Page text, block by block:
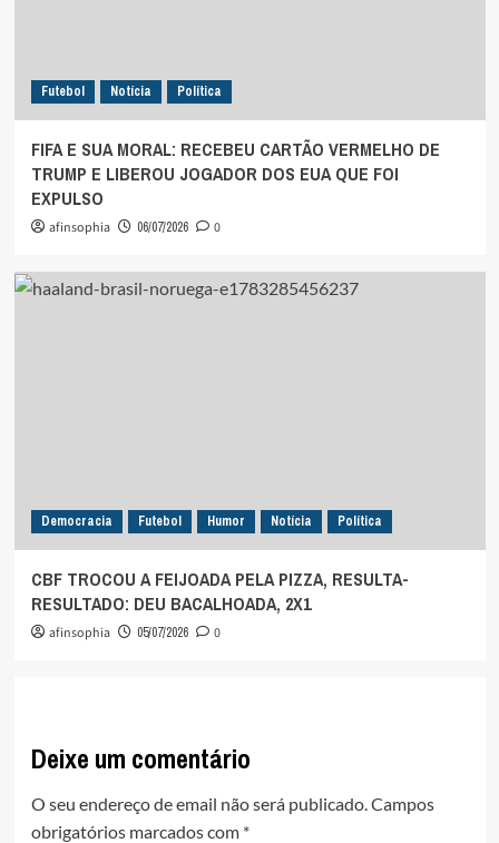
Futebol Notícia Política
FIFA E SUA MORAL: RECEBEU CARTÃO VERMELHO DE
TRUMP E LIBEROU JOGADOR DOS EUA QUE FOI
EXPULSO
afinsophia 06/07/2026 0
Democracia Futebol Humor Notícia Política
CBF TROCOU A FEIJOADA PELA PIZZA, RESULTA-
RESULTADO: DEU BACALHOADA, 2X1
afinsophia 05/07/2026 0
Deixe um comentário
O seu endereço de email não será publicado.Campos
obrigatórios marcados com *